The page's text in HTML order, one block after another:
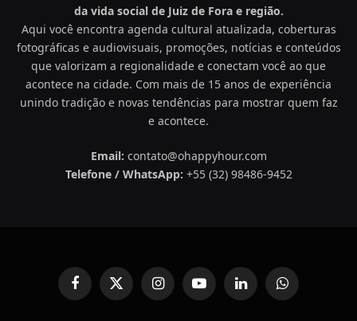
da vida social de Juiz de Fora e região.
Aqui você encontra agenda cultural atualizada, coberturas
fotográficas e audiovisuais, promoções, notícias e conteúdos
que valorizam a regionalidade e conectam você ao que
acontece na cidade. Com mais de 15 anos de experiência
unindo tradição e novas tendências para mostrar quem faz
e acontece.
Email: contato@ohappyhour.com
Telefone / WhatsApp: +55 (32) 98486-9452
FacebookX
(Twitter)
InstagramYouTubeLinkedInWhatsApp